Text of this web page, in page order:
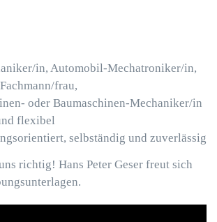
in, Automobil-Mechatroniker/in,
frau,
oder Baumaschinen-Mechaniker/in
flexibel
selbständig und zuverlässig
richtig! Hans Peter Geser freut sich